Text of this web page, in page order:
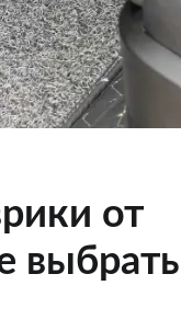
от